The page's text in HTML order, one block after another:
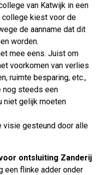
van Katwijk in een
college kiest voor de
de aanname dat dit
worden.
mee eens. Juist om
voorkomen van verlies
ruimte besparing, etc.,
nog steeds een
niet gelijk moeten
visie gesteund door alle
ontsluiting Zanderij
een flinke adder onder